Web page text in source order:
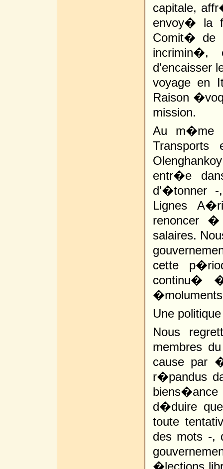
capitale,
envoy� la
Comit� de
incrimin�,
d'encaisser
voyage en
Raison
mission.
Au m�me
Transports
entr�e
d'�tonner
Lignes
renoncer
salaires.
cette
continu�
Une
Nous
membres
cause par
r�pandus
d�duire
toute
des mots -,
�lections